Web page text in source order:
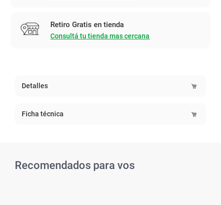
Retiro Gratis en tienda
Consultá tu tienda mas cercana
Detalles
Ficha técnica
Recomendados para vos